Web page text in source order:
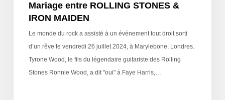
Mariage entre ROLLING STONES &
IRON MAIDEN
Le monde du rock a assisté à un événement tout droit sorti
d’un rêve le vendredi 26 juillet 2024, à Marylebone, Londres.
Tyrone Wood, le fils du légendaire guitariste des Rolling
Stones Ronnie Wood, a dit "oui" à Faye Harris,…